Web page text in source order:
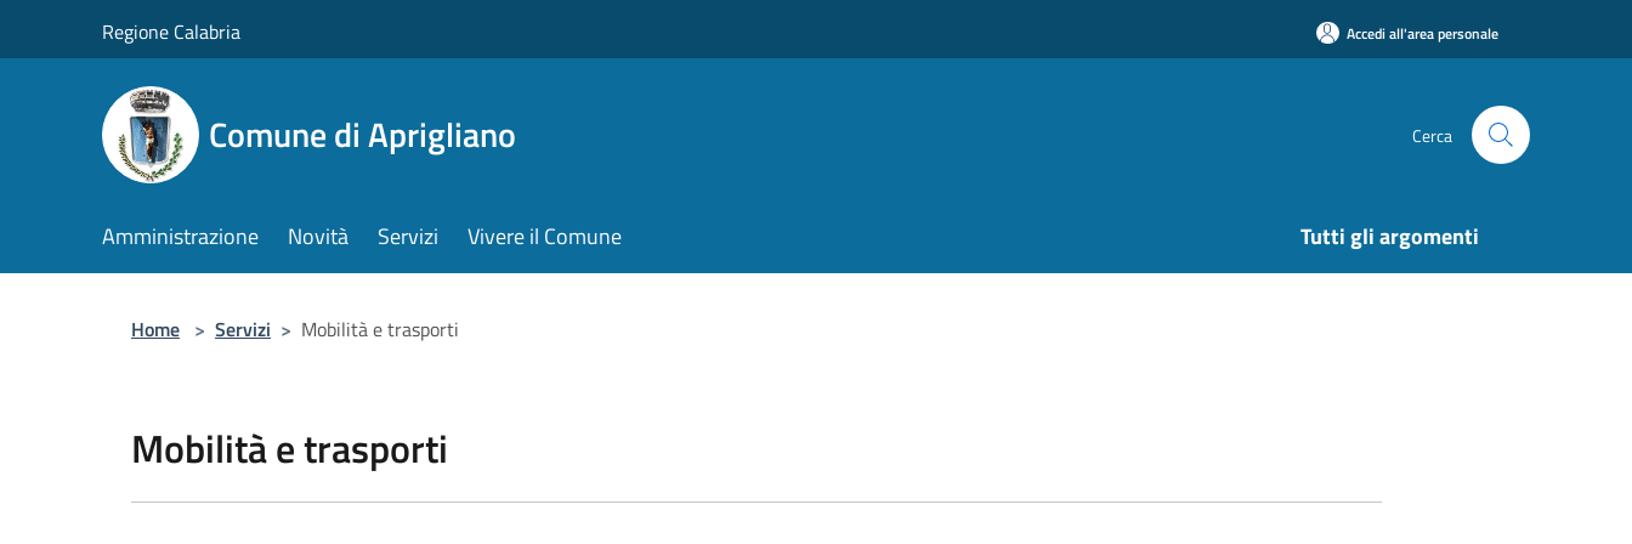
Regione Calabria Accedi all'area personale
Comune di Aprigliano Cerca
Amministrazione Novità Servizi Vivere il Comune Tutti gli argomenti
Home > Servizi > Mobilità e trasporti
Mobilità e trasporti